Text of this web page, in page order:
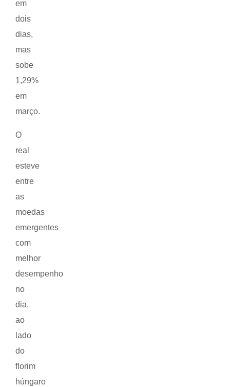
em
dois
dias,
mas
sobe
1,29%
em
março.
O
real
esteve
entre
as
moedas
emergentes
com
melhor
desempenho
no
dia,
ao
lado
do
florim
húngaro